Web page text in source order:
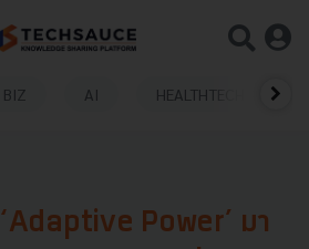
BIZ AI HEALTHTECH
Power’ มา